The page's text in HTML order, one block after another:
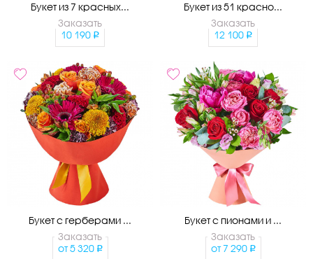
Букет из 7 красных...
Заказать
10 190
Букет из 51 красно...
Заказать
12 100
Букет с герберами ...
Заказать
от 5 320
Букет с пионами и ...
Заказать
от 7 290